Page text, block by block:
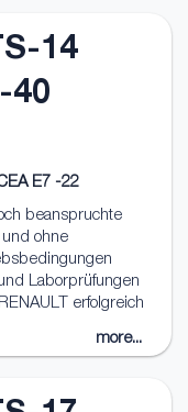
14
40
E7 -22
beanspruchte
ohne
Laborprüfungen
erfolgreich
more...